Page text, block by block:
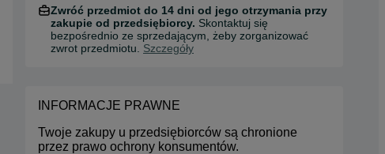
Zwróć przedmiot do 14 dni od jego otrzymania przy
zakupie od przedsiębiorcy. Skontaktuj się
bezpośrednio ze sprzedającym, żeby zorganizować
zwrot przedmiotu. Szczegóły
INFORMACJE PRAWNE
Twoje zakupy u przedsiębiorców są chronione
przez prawo ochrony konsumentów.